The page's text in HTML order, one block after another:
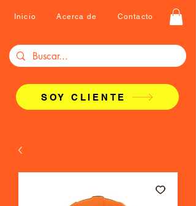
Inicio Acerca de Contacto
SOY CLIENTE